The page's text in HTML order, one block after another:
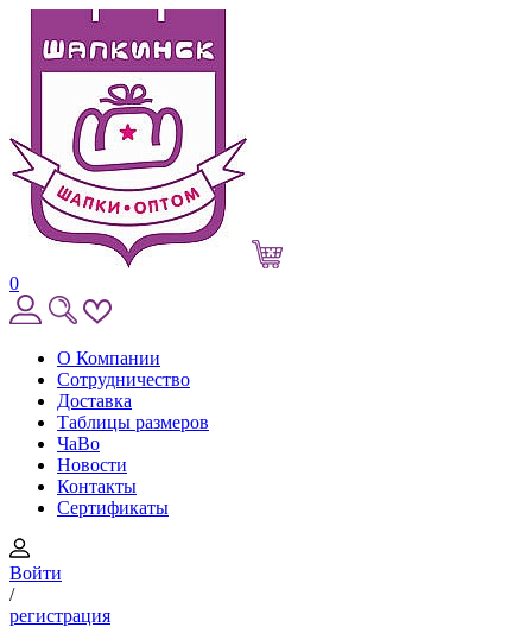
0
О Компании
Сотрудничество
Доставка
Таблицы размеров
ЧаВо
Новости
Контакты
Сертификаты
Войти
/
регистрация